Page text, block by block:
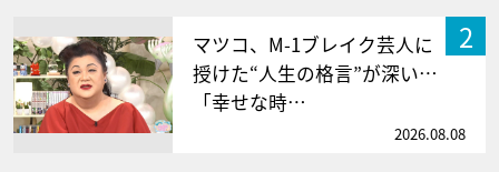
2
マツコ、M-1ブレイク芸人に
授けた“人生の格言”が深い…
「幸せな時…
2026.08.08